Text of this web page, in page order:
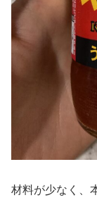
材料が少なく、